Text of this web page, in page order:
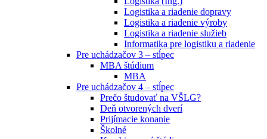
Logistika a riadenie dopravy
Logistika a riadenie výroby
Logistika a riadenie služieb
Informatika pre logistiku a riadenie
Pre uchádzačov 3 – stĺpec
MBA štúdium
MBA
Pre uchádzačov 4 – stĺpec
Prečo študovať na VŠLG?
Deň otvorených dverí
Prijímacie konanie
Školné